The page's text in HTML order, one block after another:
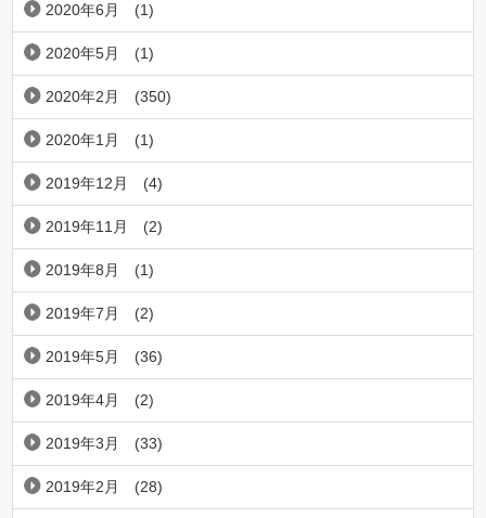
2020年6月 (1)
2020年5月 (1)
2020年2月 (350)
2020年1月 (1)
2019年12月 (4)
2019年11月 (2)
2019年8月 (1)
2019年7月 (2)
2019年5月 (36)
2019年4月 (2)
2019年3月 (33)
2019年2月 (28)